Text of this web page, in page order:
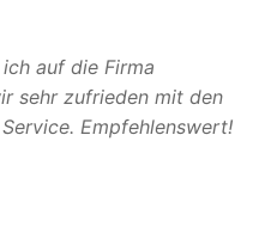
auf die Firma
sehr zufrieden mit den
Empfehlenswert!